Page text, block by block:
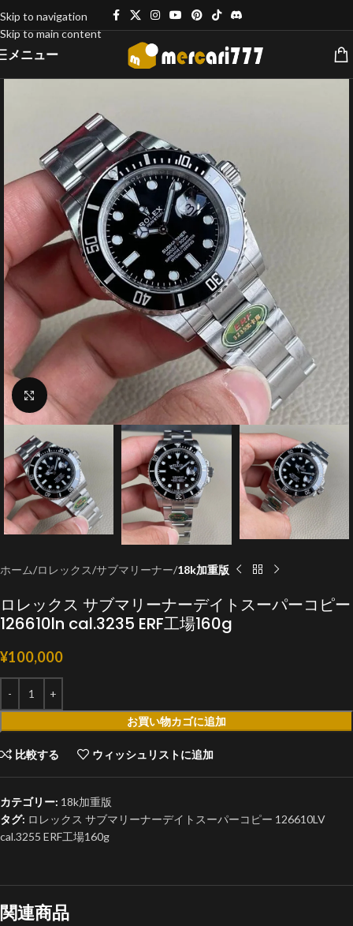
Skip to navigation
Skip to main content
メニュー
クリックで拡大
ホーム ロレックス サブマリーナー 18k加重版
ロレックス サブマリーナーデイトスーパーコピー
126610ln cal.3235 ERF工場160g
¥100,000
お買い物カゴに追加
比較する ウィッシュリストに追加
カテゴリー: 18k加重版
タグ: ロレックス サブマリーナーデイトスーパーコピー 126610LV
cal.3255 ERF工場160g
関連商品